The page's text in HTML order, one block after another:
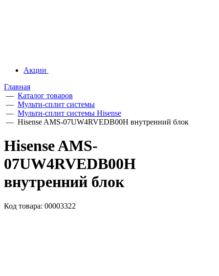
Акции
Главная
— Каталог товаров
— Мульти-сплит системы
— Мульти-сплит системы Hisense
— Hisense AMS-07UW4RVEDB00H внутренний блок
Hisense AMS-
07UW4RVEDB00H
внутренний блок
Код товара: 00003322